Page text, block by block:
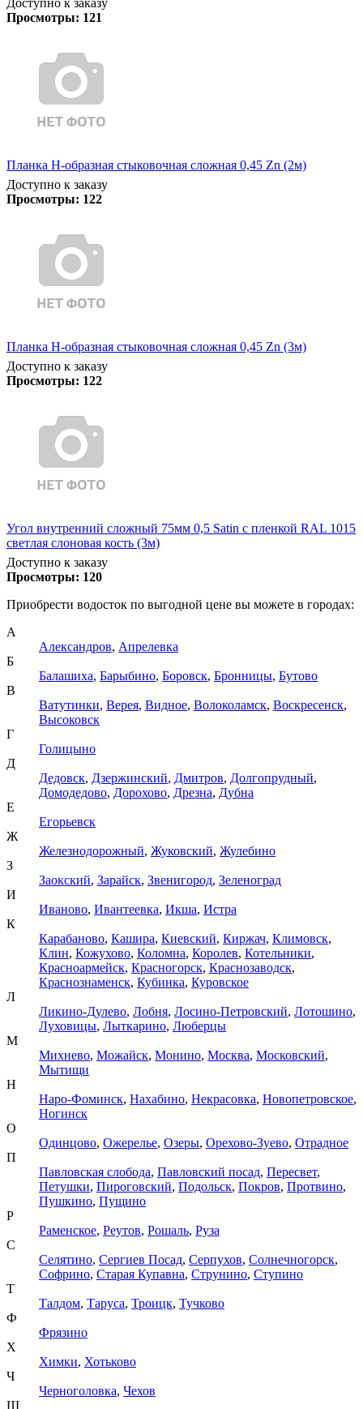
Просмотры: 121
Планка Н-образная стыковочная сложная 0,45 Zn (2м)
Доступно к заказу
Просмотры: 122
Планка Н-образная стыковочная сложная 0,45 Zn (3м)
Доступно к заказу
Просмотры: 122
Угол внутренний сложный 75мм 0,5 Satin с пленкой RAL 1015
светлая слоновая кость (3м)
Доступно к заказу
Просмотры: 120
Приобрести водосток по выгодной цене вы можете в городах:
А
Александров, Апрелевка
Б
Балашиха, Барыбино, Боровск, Бронницы, Бутово
В
Ватутинки, Верея, Видное, Волоколамск, Воскресенск,
Высоковск
Г
Голицыно
Д
Дедовск, Дзержинский, Дмитров, Долгопрудный,
Домодедово, Дорохово, Дрезна, Дубна
Е
Егорьевск
Ж
Железнодорожный, Жуковский, Жулебино
З
Заокский, Зарайск, Звенигород, Зеленоград
И
Иваново, Ивантеевка, Икша, Истра
К
Карабаново, Кашира, Киевский, Киржач, Климовск,
Клин, Кожухово, Коломна, Королев, Котельники,
Красноармейск, Красногорск, Краснозаводск,
Краснознаменск, Кубинка, Куровское
Л
Ликино-Дулево, Лобня, Лосино-Петровский, Лотошино,
Луховицы, Лыткарино, Люберцы
М
Михнево, Можайск, Монино, Москва, Московский,
Мытищи
Н
Наро-Фоминск, Нахабино, Некрасовка, Новопетровское,
Ногинск
О
Одинцово, Ожерелье, Озеры, Орехово-Зуево, Отрадное
П
Павловская слобода, Павловский посад, Пересвет,
Петушки, Пироговский, Подольск, Покров, Протвино,
Пушкино, Пущино
Р
Раменское, Реутов, Рошаль, Руза
С
Селятино, Сергиев Посад, Серпухов, Солнечногорск,
Софрино, Старая Купавна, Струнино, Ступино
Т
Талдом, Таруса, Троицк, Тучково
Ф
Фрязино
Х
Химки, Хотьково
Ч
Черноголовка, Чехов
Ш